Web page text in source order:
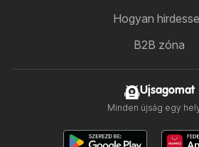
Hogyan
B2B zóna
Ujsagomat
Minden újság egy